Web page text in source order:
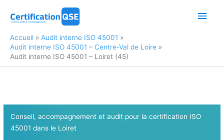
Accueil
Audit interne ISO 45001
Audit interne ISO 45001 – Centre-Val de Loire
Audit interne ISO 45001 – Loiret (45)
Conseil, accompagnement et audit pour la certification ISO
45001 dans le Loiret